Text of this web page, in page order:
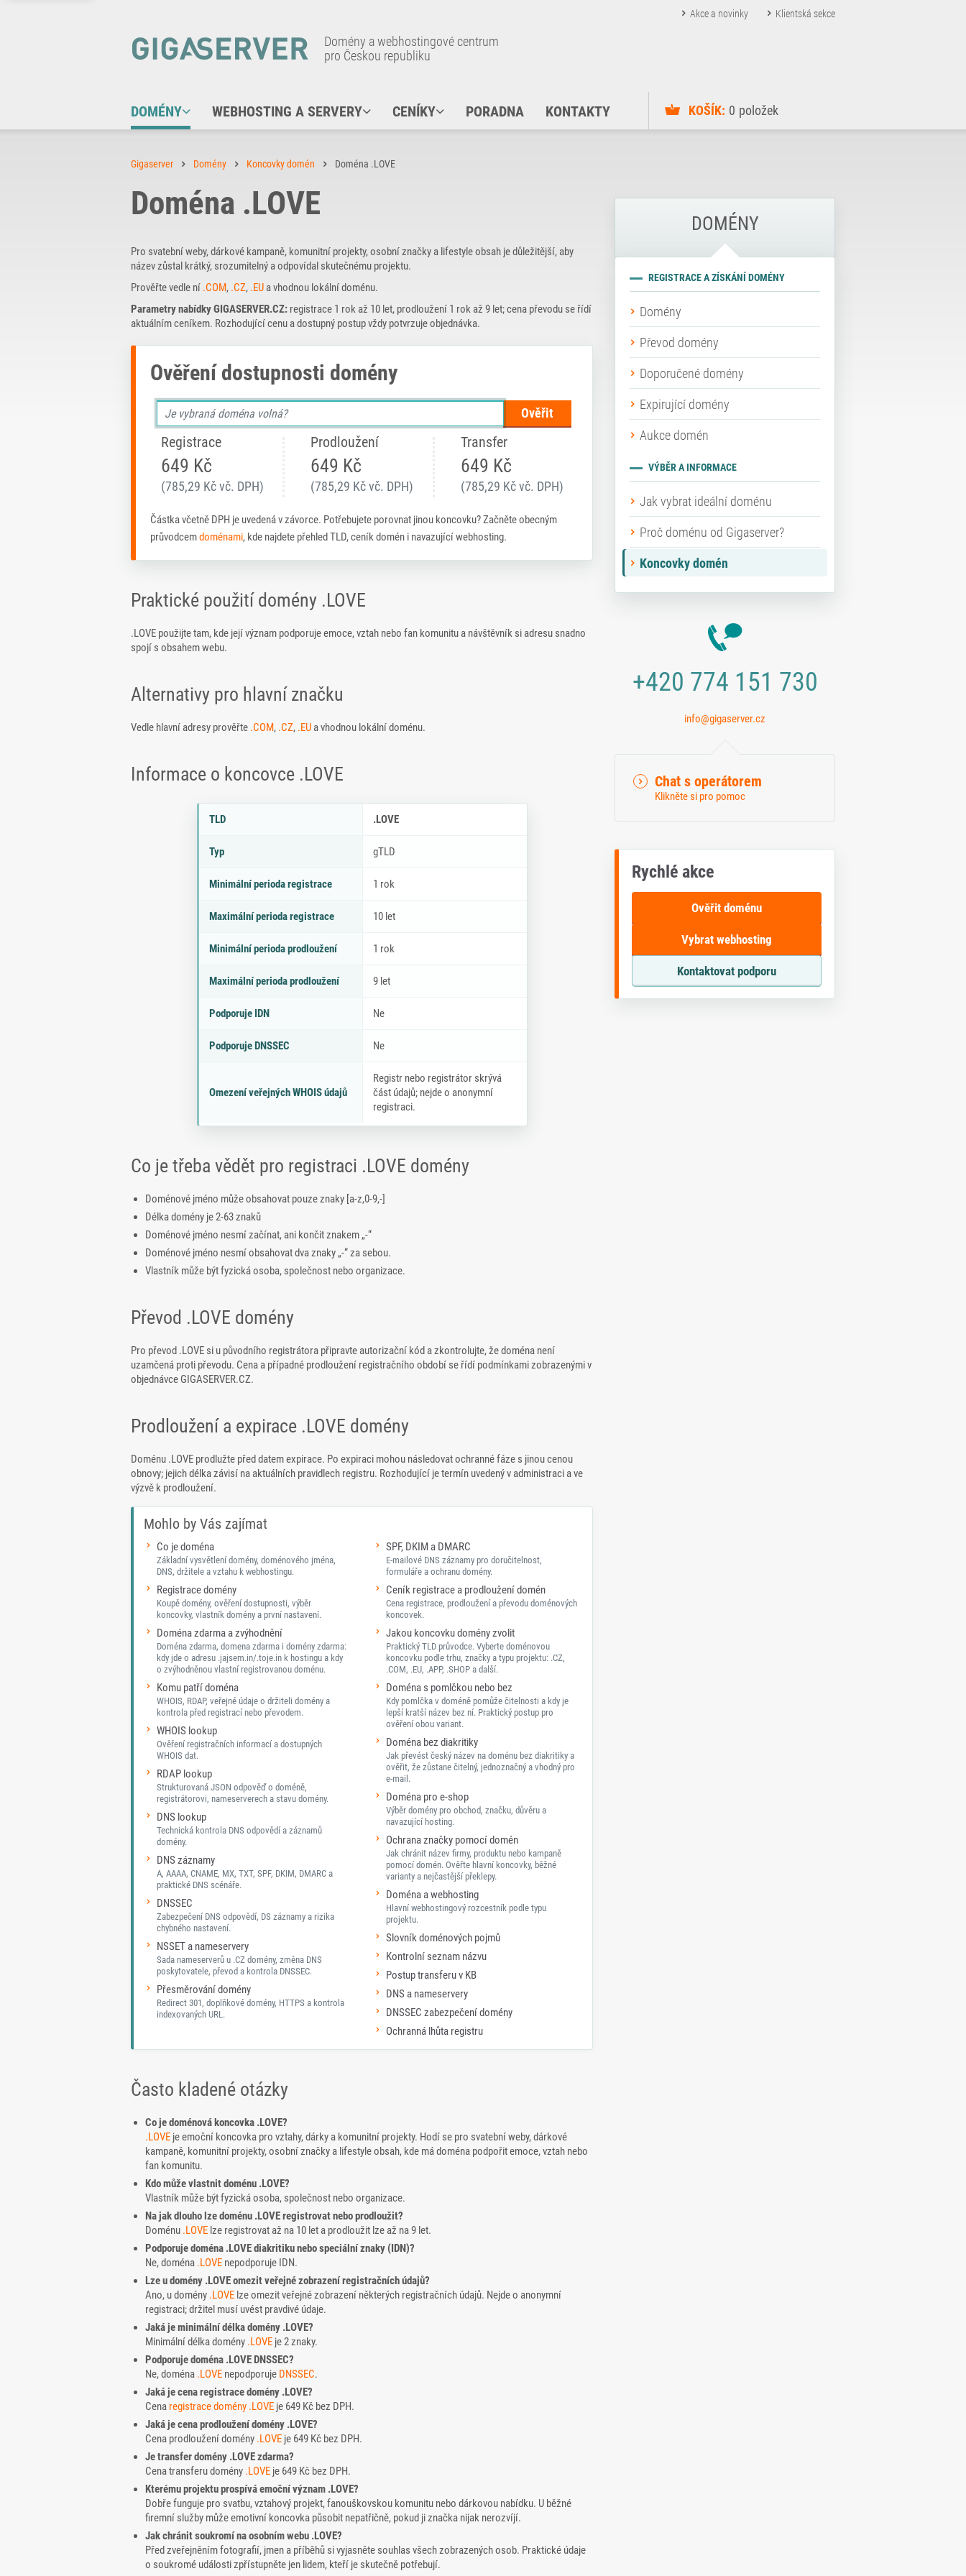
Domény a webhostingové centrum
pro Českou republiku
DOMÉNY WEBHOSTING A SERVERY CENÍKY PORADNA KONTAKTY KOŠÍK: 0 položek
Akce a novinky Klientská sekce
Gigaserver Domény Koncovky domén Doména .LOVE
Doména .LOVE
Pro svatební weby, dárkové kampaně, komunitní projekty, osobní značky a lifestyle obsah je důležitější, aby
název zůstal krátký, srozumitelný a odpovídal skutečnému projektu.
Prověřte vedle ní .COM, .CZ, .EU a vhodnou lokální doménu.
Parametry nabídky GIGASERVER.CZ: registrace 1 rok až 10 let, prodloužení 1 rok až 9 let; cena převodu se řídí
aktuálním ceníkem. Rozhodující cenu a dostupný postup vždy potvrzuje objednávka.
Ověření dostupnosti domény
Ověřit
Registrace
649 Kč
(785,29 Kč vč. DPH)
Prodloužení
649 Kč
(785,29 Kč vč. DPH)
Transfer
649 Kč
(785,29 Kč vč. DPH)
Částka včetně DPH je uvedená v závorce. Potřebujete porovnat jinou koncovku? Začněte obecným
průvodcemdoménami, kde najdete přehled TLD, ceník domén i navazující webhosting.
Praktické použití domény .LOVE
.LOVE použijte tam, kde její význam podporuje emoce, vztah nebo fan komunitu a návštěvník si adresu snadno
spojí s obsahem webu.
Alternativy pro hlavní značku
Vedle hlavní adresy prověřte .COM, .CZ, .EU a vhodnou lokální doménu.
Informace o koncovce .LOVE
P
r
e
t
TLD .LOVE
Typ gTLD
Minimální perioda registrace 1 rok
Maximální perioda registrace 10 let
Minimální perioda prodloužení 1 rok
Maximální perioda prodloužení 9 let
Podporuje IDN Ne
Podporuje DNSSEC Ne
Omezení veřejných WHOIS údajů
Registr nebo registrátor skrývá
část údajů; nejde o anonymní
registraci.
Co je třeba vědět pro registraci .LOVE domény
Doménové jméno může obsahovat pouze znaky [a-z,0-9,-]
Délka domény je 2-63 znaků
Doménové jméno nesmí začínat, ani končit znakem „-“
Doménové jméno nesmí obsahovat dva znaky „-“ za sebou.
Vlastník může být fyzická osoba, společnost nebo organizace.
Převod .LOVE domény
Pro převod .LOVE si u původního registrátora připravte autorizační kód a zkontrolujte, že doména není
uzamčená proti převodu. Cena a případné prodloužení registračního období se řídí podmínkami zobrazenými v
objednávce GIGASERVER.CZ.
Prodloužení a expirace .LOVE domény
Doménu .LOVE prodlužte před datem expirace. Po expiraci mohou následovat ochranné fáze s jinou cenou
obnovy; jejich délka závisí na aktuálních pravidlech registru. Rozhodující je termín uvedený v administraci a ve
výzvě k prodloužení.
Mohlo by Vás zajímat
Co je doména
Základní vysvětlení domény, doménového jména,
DNS, držitele a vztahu k webhostingu.
Registrace domény
Koupě domény, ověření dostupnosti, výběr
koncovky, vlastník domény a první nastavení.
Doména zdarma a zvýhodnění
Doména zdarma, domena zdarma i domény zdarma:
kdy jde o adresu .jajsem.in/.toje.in k hostingu a kdy
o zvýhodněnou vlastní registrovanou doménu.
Komu patří doména
WHOIS, RDAP, veřejné údaje o držiteli domény a
kontrola před registrací nebo převodem.
WHOIS lookup
Ověření registračních informací a dostupných
WHOIS dat.
RDAP lookup
Strukturovaná JSON odpověď o doméně,
registrátorovi, nameserverech a stavu domény.
DNS lookup
Technická kontrola DNS odpovědí a záznamů
domény.
DNS záznamy
A, AAAA, CNAME, MX, TXT, SPF, DKIM, DMARC a
praktické DNS scénáře.
DNSSEC
Zabezpečení DNS odpovědí, DS záznamy a rizika
chybného nastavení.
NSSET a nameservery
Sada nameserverů u .CZ domény, změna DNS
poskytovatele, převod a kontrola DNSSEC.
Přesměrování domény
Redirect 301, doplňkové domény, HTTPS a kontrola
indexovaných URL.
SPF, DKIM a DMARC
E-mailové DNS záznamy pro doručitelnost,
formuláře a ochranu domény.
Ceník registrace a prodloužení domén
Cena registrace, prodloužení a převodu doménových
koncovek.
Jakou koncovku domény zvolit
Praktický TLD průvodce. Vyberte doménovou
koncovku podle trhu, značky a typu projektu: .CZ,
.COM, .EU, .APP, .SHOP a další.
Doména s pomlčkou nebo bez
Kdy pomlčka v doméně pomůže čitelnosti a kdy je
lepší kratší název bez ní. Praktický postup pro
ověření obou variant.
Doména bez diakritiky
Jak převést český název na doménu bez diakritiky a
ověřit, že zůstane čitelný, jednoznačný a vhodný pro
e-mail.
Doména pro e-shop
Výběr domény pro obchod, značku, důvěru a
navazující hosting.
Ochrana značky pomocí domén
Jak chránit název firmy, produktu nebo kampaně
pomocí domén. Ověřte hlavní koncovky, běžné
varianty a nejčastější překlepy.
Doména a webhosting
Hlavní webhostingový rozcestník podle typu
projektu.
Slovník doménových pojmů
Kontrolní seznam názvu
Postup transferu v KB
DNS a nameservery
DNSSEC zabezpečení domény
Ochranná lhůta registru
Často kladené otázky
Co je doménová koncovka .LOVE?
.LOVE je emoční koncovka pro vztahy, dárky a komunitní projekty. Hodí se pro svatební weby, dárkové
kampaně, komunitní projekty, osobní značky a lifestyle obsah, kde má doména podpořit emoce, vztah nebo
fan komunitu.
Kdo může vlastnit doménu .LOVE?
Vlastník může být fyzická osoba, společnost nebo organizace.
Na jak dlouho lze doménu .LOVE registrovat nebo prodloužit?
Doménu .LOVE lze registrovat až na 10 let a prodloužit lze až na 9 let.
Podporuje doména .LOVE diakritiku nebo speciální znaky (IDN)?
Ne, doména .LOVE nepodporuje IDN.
Lze u domény .LOVE omezit veřejné zobrazení registračních údajů?
Ano, u domény .LOVE lze omezit veřejné zobrazení některých registračních údajů. Nejde o anonymní
registraci; držitel musí uvést pravdivé údaje.
Jaká je minimální délka domény .LOVE?
Minimální délka domény .LOVE je 2 znaky.
Podporuje doména .LOVE DNSSEC?
Ne, doména .LOVE nepodporuje DNSSEC.
Jaká je cena registrace domény .LOVE?
Cena registrace domény .LOVE je 649 Kč bez DPH.
Jaká je cena prodloužení domény .LOVE?
Cena prodloužení domény .LOVE je 649 Kč bez DPH.
Je transfer domény .LOVE zdarma?
Cena transferu domény .LOVE je 649 Kč bez DPH.
Kterému projektu prospívá emoční význam .LOVE?
Dobře funguje pro svatbu, vztahový projekt, fanouškovskou komunitu nebo dárkovou nabídku. U běžné
firemní služby může emotivní koncovka působit nepatřičně, pokud ji značka nijak nerozvíjí.
Jak chránit soukromí na osobním webu .LOVE?
Před zveřejněním fotografií, jmen a příběhů si vyjasněte souhlas všech zobrazených osob. Praktické údaje
o soukromé události zpřístupněte jen lidem, kteří je skutečně potřebují.
DOMÉNY
REGISTRACE A ZÍSKÁNÍ DOMÉNY
Domény
Převod domény
Doporučené domény
Expirující domény
Aukce domén
VÝBĚR A INFORMACE
Jak vybrat ideální doménu
Proč doménu od Gigaserver?
Koncovky domén
+420 774 151 730
info@gigaserver.cz
Chat s operátorem
Klikněte si pro pomoc
Rychlé akce
Ověřit doménu
Vybrat webhosting
Kontaktovat podporu